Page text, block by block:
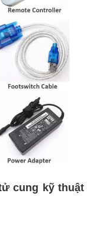
cung kỹ thuật